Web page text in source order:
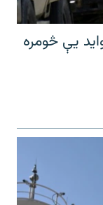
یې څومره